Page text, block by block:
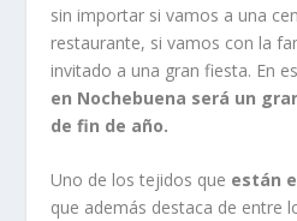
sin importar si vamos a una
restaurante, si vamos con la
invitado a una gran fiesta. En
en Nochebuena será un
de fin de año.
Uno de los tejidos que están
que además destaca de entre